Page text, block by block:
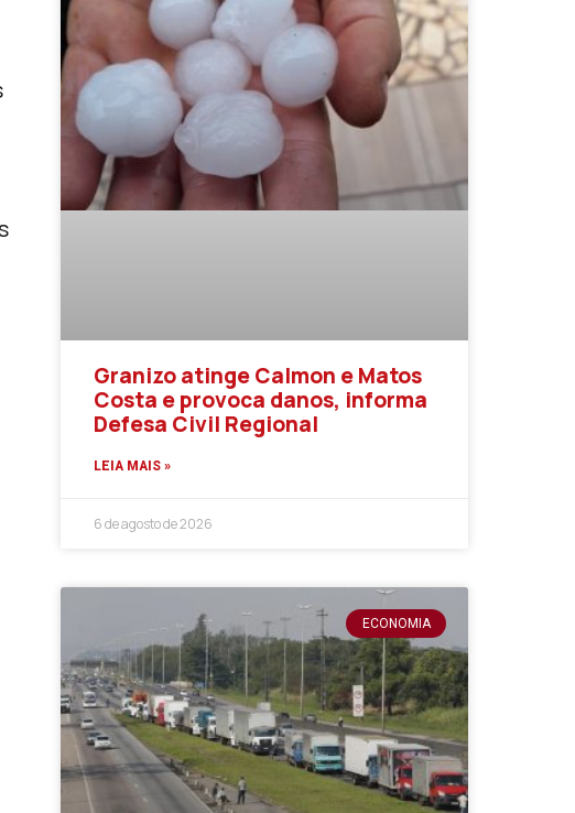
Granizo atinge Calmon e Matos
Costa e provoca danos, informa
Defesa Civil Regional
LEIA MAIS »
6 de agosto de 2026
ECONOMIA